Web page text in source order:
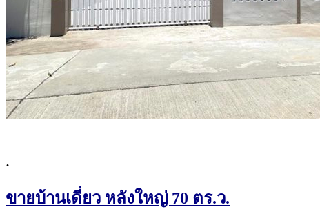
.
ขายบ้านเดี่ยว หลังใหญ่ 70 ตร.ว.